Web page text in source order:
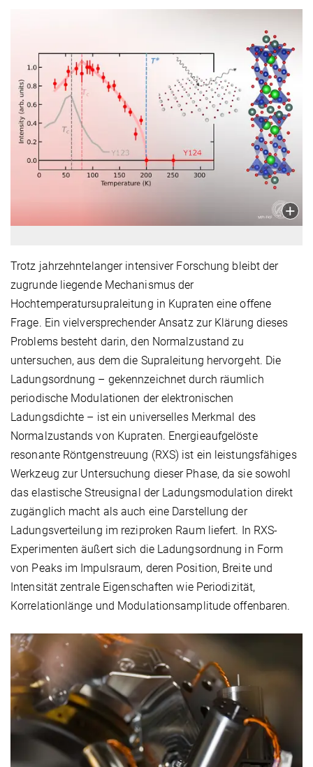
Trotz jahrzehntelanger intensiver Forschung bleibt der
zugrunde liegende Mechanismus der
Hochtemperatursupraleitung in Kupraten eine offene
Frage. Ein vielversprechender Ansatz zur Klärung dieses
Problems besteht darin, den Normalzustand zu
untersuchen, aus dem die Supraleitung hervorgeht. Die
Ladungsordnung – gekennzeichnet durch räumlich
periodische Modulationen der elektronischen
Ladungsdichte – ist ein universelles Merkmal des
Normalzustands von Kupraten. Energieaufgelöste
resonante Röntgenstreuung (RXS) ist ein leistungsfähiges
Werkzeug zur Untersuchung dieser Phase, da sie sowohl
das elastische Streusignal der Ladungsmodulation direkt
zugänglich macht als auch eine Darstellung der
Ladungsverteilung im reziproken Raum liefert. In RXS-
Experimenten äußert sich die Ladungsordnung in Form
von Peaks im Impulsraum, deren Position, Breite und
Intensität zentrale Eigenschaften wie Periodizität,
Korrelationlänge und Modulationsamplitude offenbaren.